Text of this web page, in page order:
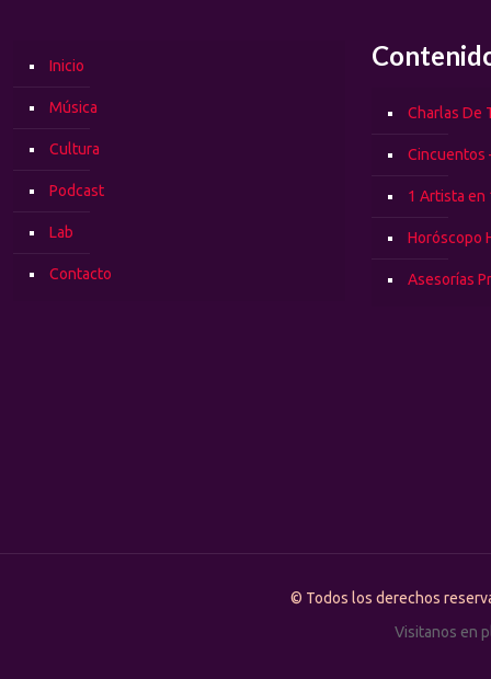
Inicio
Música
Cultura
Podcast
Lab
Contacto
Charlas De
Cincuentos
1 Artista en
Horóscopo
Asesorías
© Todos los derechos
Visitanos en